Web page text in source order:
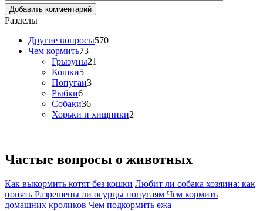
Разделы
Другие вопросы570
Чем кормить73
Грызуны21
Кошки5
Попугаи3
Рыбки6
Собаки36
Хорьки и хищники2
Частые вопросы о животных
Как выкормить котят без кошки Любит ли собака хозяина: как
понять Разрешены ли огурцы попугаям Чем кормить
домашних кроликов Чем подкормить ежа